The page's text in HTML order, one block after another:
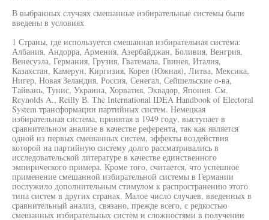
В выбранных случаях смешанные избирательные системы были
введены в условиях
1 Страны, где используется смешанная избирательная система:
Албания, Андорра, Армения, Азербайджан, Боливия, Венгрия,
Венесуэла, Германия, Грузия, Гватемала, Гвинея, Италия,
Казахстан, Камерун, Киргизия, Корея (Южная), Литва, Мексика,
Нигер, Новая Зеландия, Россия, Сенегал, Сейшельские о-ва,
Тайвань, Тунис, Украина, Хорватия, Эквадор, Япония. См.
Reynolds A., Reilly В. The International IDEA Handbook of Electoral
System трансформации партийных систем. Немецкая
избирательная система, принятая в 1949 году, выступает в
сравнительном анализе в качестве референта, так как является
одной из первых смешанных систем, эффекты воздействия
которой на партийную систему долго рассматривались в
исследовательской литературе в качестве единственного
эмпирического примера. Кроме того, считается, что успешное
применение смешанной избирательной системы в Германии
послужило дополнительным стимулом к распространению этого
типа систем в других странах. Малое число случаев, введенных в
сравнительный анализ, связано, прежде всего, с редкостью
смешанных избирательных систем и сложностями в получении